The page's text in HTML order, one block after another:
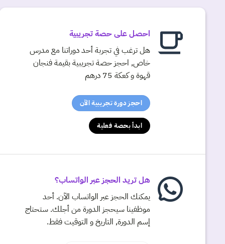
احصل على حصة تجريبية
هل ترغب في تجربة أحد دوراتنا مع مدرس
خاص, احجز حصة تجريبية بقيمة فنجان
قهوة و كعكة 75 درهم
احجز دورة تجريبية الآن
ابدأ بحصة فعلية
هل تريد الحجز عبر الواتساب؟
يمكنك الحجز عبر الواتساب الآن. أحد
موظفينا سيحجز الدورة من أجلك. ستحتاج
إسم الدورة, التاريخ و التوقيت فقط.